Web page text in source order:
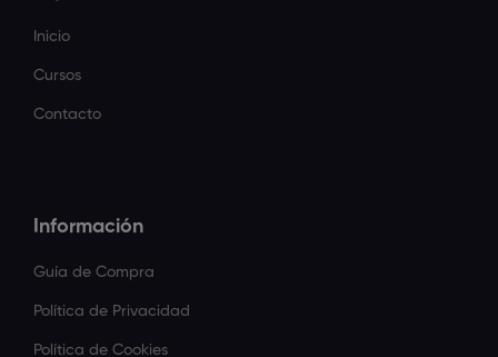
Inicio
Cursos
Contacto
Información
Guía de Compra
Política de Privacidad
Política de Cookies